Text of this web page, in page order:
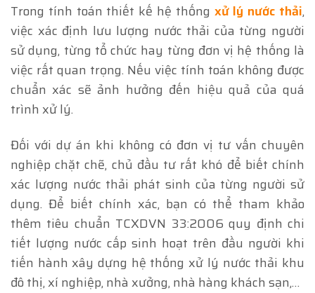
Trong tính toán thiết kế hệ thống xử lý nước thải,
việc xác định lưu lượng nước thải của từng người
sử dụng, từng tổ chức hay từng đơn vị hệ thống là
việc rất quan trọng. Nếu việc tính toán không được
chuẩn xác sẽ ảnh hưởng đến hiệu quả của quá
trình xử lý.
Đối với dự án khi không có đơn vị tư vấn chuyên
nghiệp chặt chẽ, chủ đầu tư rất khó để biết chính
xác lượng nước thải phát sinh của từng người sử
dụng. Để biết chính xác, bạn có thể tham khảo
thêm tiêu chuẩn TCXDVN 33:2006 quy định chi
tiết lượng nước cấp sinh hoạt trên đầu người khi
tiến hành xây dựng hệ thống xử lý nước thải khu
đô thị, xí nghiệp, nhà xưởng, nhà hàng khách sạn,…